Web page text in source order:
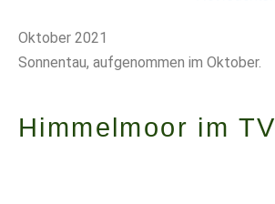
Oktober 2021
Sonnentau, aufgenommen im Oktober.
Himmelmoor im TV